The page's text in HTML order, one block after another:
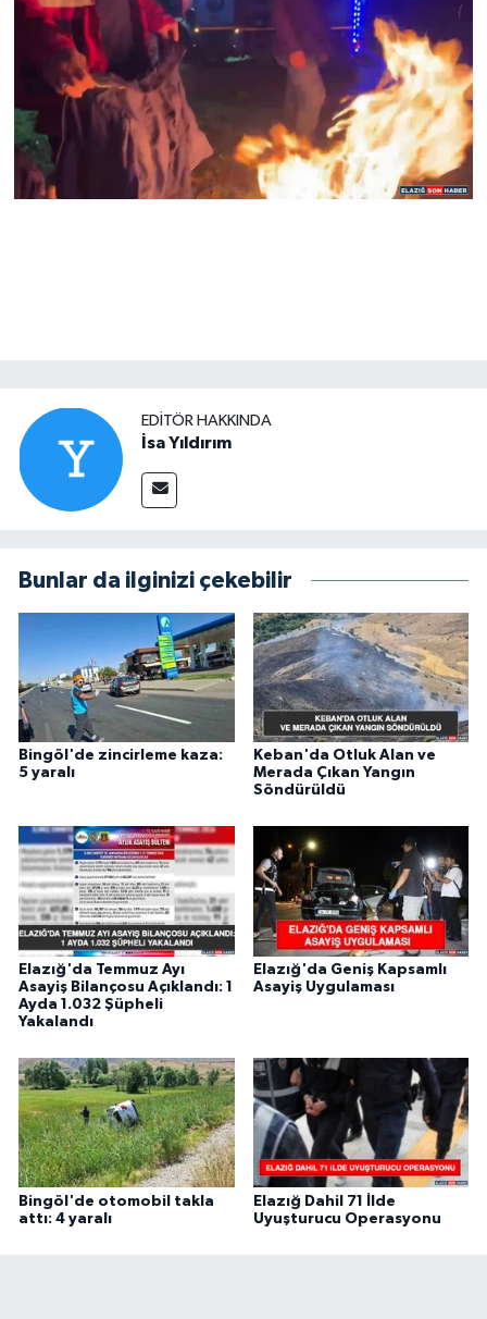
EDITÖR HAKKINDA
İsa Yıldırım
Bunlar da ilginizi çekebilir
Bingöl'de zincirleme kaza:
5 yaralı
Keban'da Otluk Alan ve
Merada Çıkan Yangın
Söndürüldü
Elazığ'da Temmuz Ayı
Asayiş Bilançosu Açıklandı: 1
Ayda 1.032 Şüpheli
Yakalandı
Elazığ'da Geniş Kapsamlı
Asayiş Uygulaması
Bingöl'de otomobil takla
attı: 4 yaralı
Elazığ Dahil 71 İlde
Uyuşturucu Operasyonu